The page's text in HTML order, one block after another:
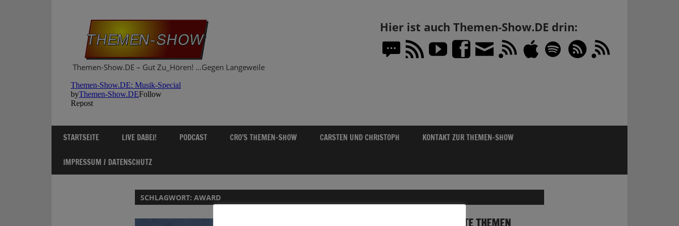
Themen-Show.DE – Gut Zu_Hören! …Gegen Langeweile
Hier ist auch Themen-Show.DE drin:
STARTSEITE LIVE DABEI! PODCAST CRO’S THEMEN-SHOW CARSTEN UND CHRISTOPH KONTAKT ZUR THEMEN-SHOW
IMPRESSUM / DATENSCHUTZ
SCHLAGWORT:AWARD
03.07.2023 SOMMERAUSGABE – VERMISCHTE THEMEN